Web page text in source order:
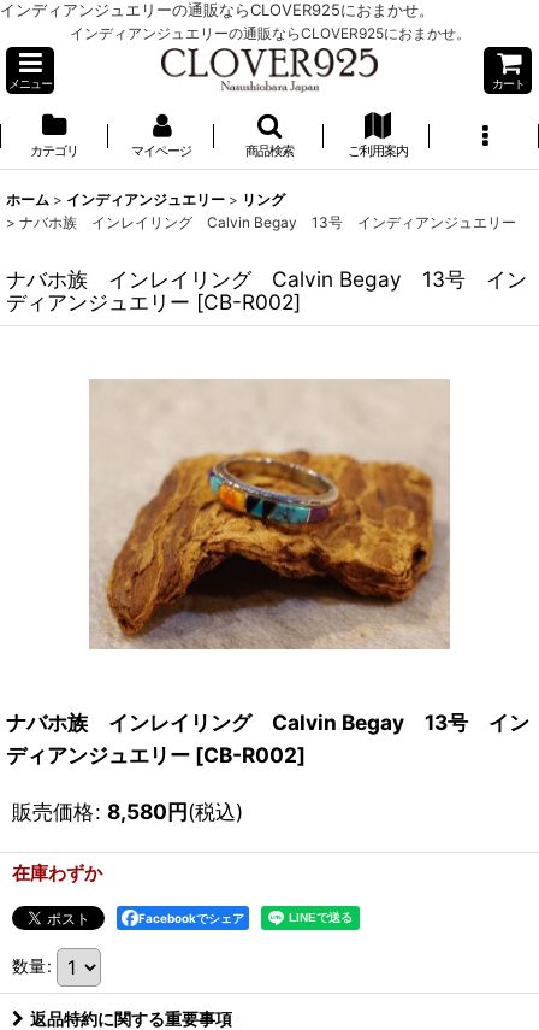
インディアンジュエリーの通販ならCLOVER925におまかせ。
インディアンジュエリーの通販ならCLOVER925におまかせ。
メニュー カート
カテゴリ マイページ 商品検索 ご利用案内
ホーム > インディアンジュエリー > リング
> ナバホ族 インレイリング Calvin Begay 13号 インディアンジュエリー
ナバホ族 インレイリング Calvin Begay 13号 イン
ディアンジュエリー [CB-R002]
ナバホ族 インレイリング Calvin Begay 13号 イン
ディアンジュエリー [CB-R002]
販売価格: 8,580円(税込)
在庫わずか
Facebookでシェア
数量:
返品特約に関する重要事項